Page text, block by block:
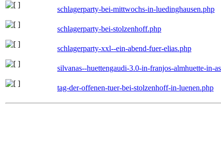
schlagerparty-bei-mittwochs-in-luedinghausen.php
schlagerparty-bei-stolzenhoff.php
schlagerparty-xxl--ein-abend-fuer-elias.php
silvanas--huettengaudi-3.0-in-franjos-almhuette-in-
tag-der-offenen-tuer-bei-stolzenhoff-in-luenen.php